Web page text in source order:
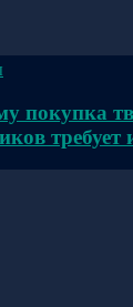
покупка